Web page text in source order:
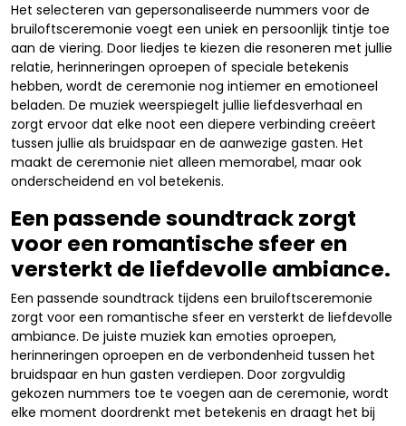
Het selecteren van gepersonaliseerde nummers voor de
bruiloftsceremonie voegt een uniek en persoonlijk tintje toe
aan de viering. Door liedjes te kiezen die resoneren met jullie
relatie, herinneringen oproepen of speciale betekenis
hebben, wordt de ceremonie nog intiemer en emotioneel
beladen. De muziek weerspiegelt jullie liefdesverhaal en
zorgt ervoor dat elke noot een diepere verbinding creëert
tussen jullie als bruidspaar en de aanwezige gasten. Het
maakt de ceremonie niet alleen memorabel, maar ook
onderscheidend en vol betekenis.
Een passende soundtrack zorgt
voor een romantische sfeer en
versterkt de liefdevolle ambiance.
Een passende soundtrack tijdens een bruiloftsceremonie
zorgt voor een romantische sfeer en versterkt de liefdevolle
ambiance. De juiste muziek kan emoties oproepen,
herinneringen oproepen en de verbondenheid tussen het
bruidspaar en hun gasten verdiepen. Door zorgvuldig
gekozen nummers toe te voegen aan de ceremonie, wordt
elke moment doordrenkt met betekenis en draagt het bij